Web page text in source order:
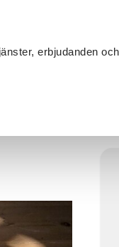
erbjudanden